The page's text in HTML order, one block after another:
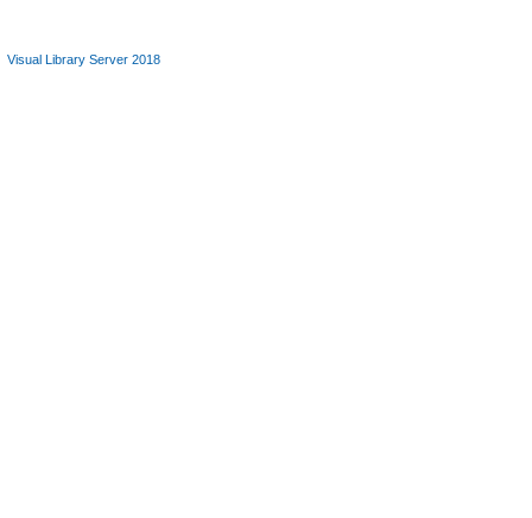
Visual Library Server 2018